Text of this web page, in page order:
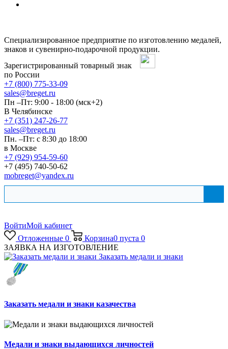
Специализированное предприятие по изготовлению медалей,
знаков и сувенирно-подарочной продукции.
Зарегистрированный товарный знак
по России
+7 (800) 775-33-09
sales@breget.ru
Пн –Пт: 9:00 - 18:00 (мск+2)
В Челябинске
+7 (351) 247-26-77
sales@breget.ru
Пн. –Пт: с 8:30 до 18:00
в Москве
+7 (929) 954-59-60
+7 (495) 740-50-62
mobreget@yandex.ru
ВойтиМой кабинет
Отложенные 0 Корзина0 пуста 0
ЗАЯВКА НА ИЗГОТОВЛЕНИЕ
Заказать медали и знаки
Заказать медали и знаки казачества
Медали и знаки выдающихся личностей